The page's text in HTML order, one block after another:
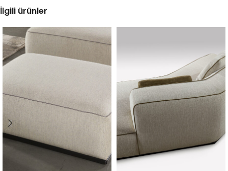
İlgili ürünler